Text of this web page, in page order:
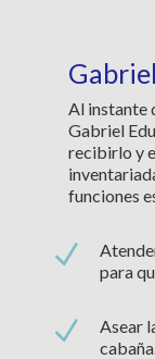
Al instante
Gabriel
recibirlo y
funciones
N
para
N
Asear
cabaña.